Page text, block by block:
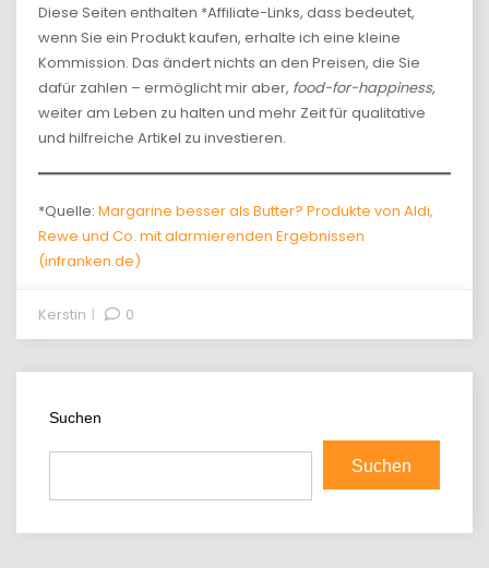
Diese Seiten enthalten *Affiliate-Links, dass bedeutet,
wenn Sie ein Produkt kaufen, erhalte ich eine kleine
Kommission. Das ändert nichts an den Preisen, die Sie
dafür zahlen – ermöglicht mir aber, food-for-happiness,
weiter am Leben zu halten und mehr Zeit für qualitative
und hilfreiche Artikel zu investieren.
*Quelle: Margarine besser als Butter? Produkte von Aldi,
Rewe und Co. mit alarmierenden Ergebnissen
(infranken.de)
Kerstin 0
Suchen
Suchen